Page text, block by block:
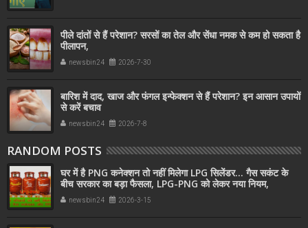
पीले दांतों से हैं परेशान? सरसों का तेल और सेंधा नमक से कम हो सकता है
पीलापन,
newsbin24 2026-7-30
बारिश में दाद, खाज और फंगल इन्फेक्शन से हैं परेशान? इन आसान उपायों
से करें बचाव
newsbin24 2026-7-8
RANDOM POSTS
घर में है PNG कनेक्शन तो नहीं मिलेगा LPG सिलेंडर... गैस सकंट के
बीच सरकार का बड़ा फैसला, LPG-PNG को लेकर नया नियम,
newsbin24 2026-3-15